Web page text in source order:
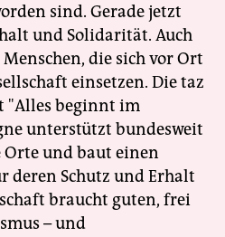
sind. Gerade jetzt
und Solidarität. Auch
die sich vor Ort
einsetzen. Die taz
"Alles beginnt im
unterstützt bundesweit
und baut einen
deren Schutz und Erhalt
braucht guten, frei
– und